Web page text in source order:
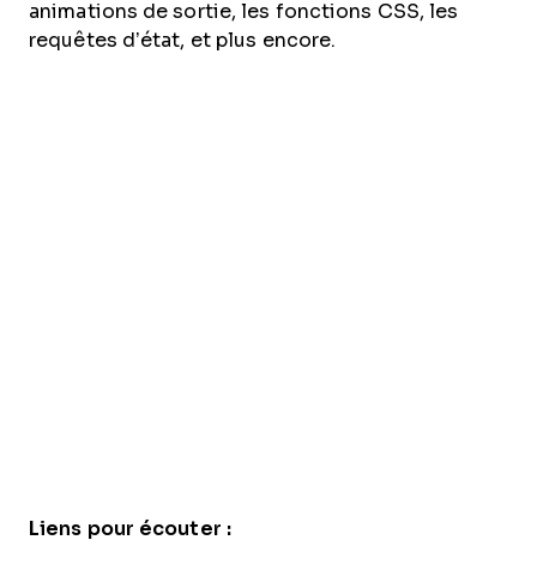
animations de sortie, les fonctions CSS, les
requêtes d’état, et plus encore.
Liens pour écouter :